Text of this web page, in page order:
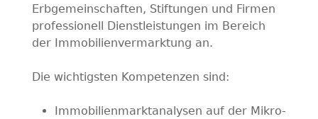
Erbgemeinschaften, Stiftungen und Firmen
professionell Dienstleistungen im Bereich
der Immobilienvermarktung an.
Die wichtigsten Kompetenzen sind:
Immobilienmarktanalysen auf der Mikro-